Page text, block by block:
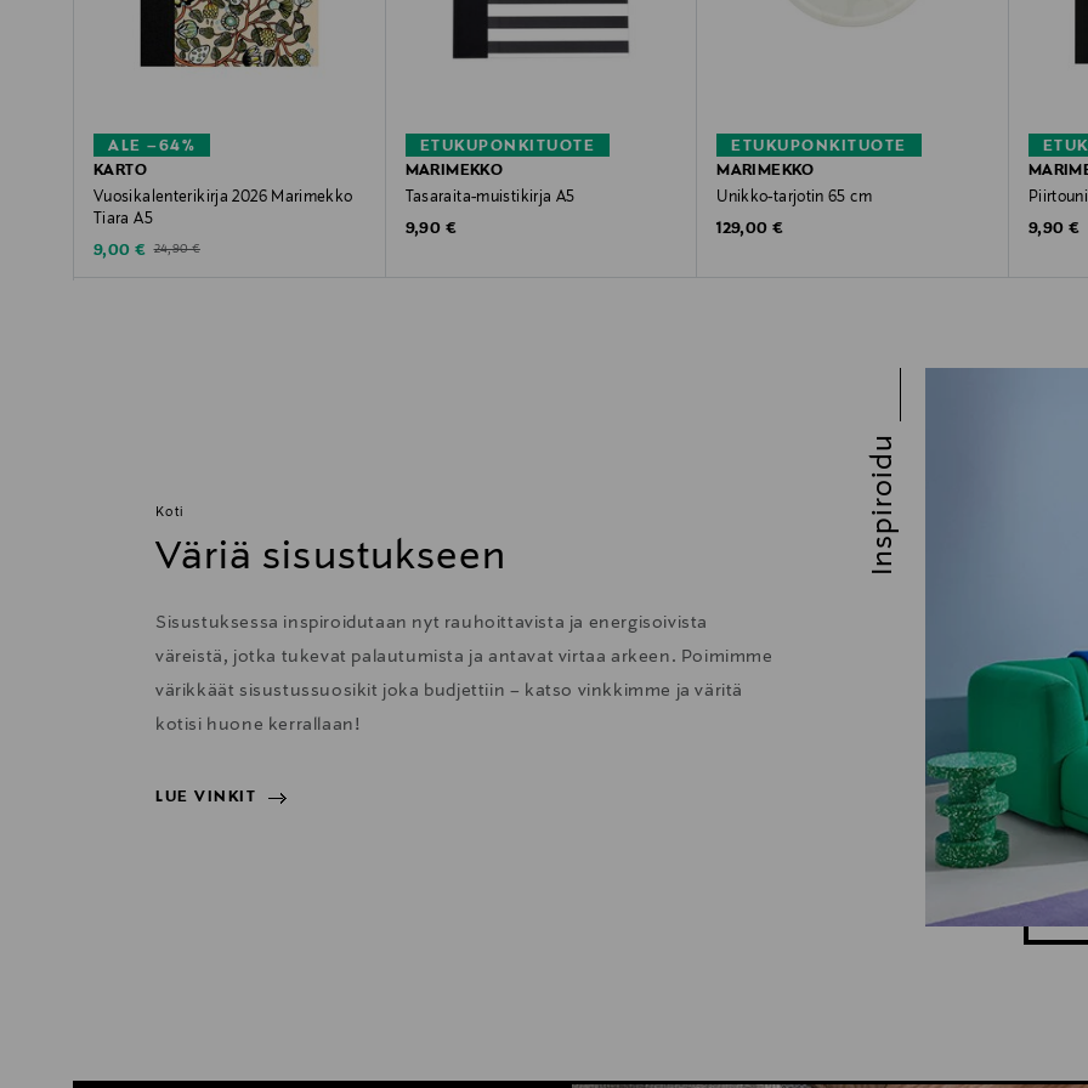
ALE –64%
KARTO
Vuosikalenterikirja 2026 Marimekko
Tiara A5
Discounted Price
9,00 € Original Price
24,90 €
ETUKUPONKITUOTE
MARIMEKKO
Tasaraita-muistikirja A5
Original Price
9,90 €
ETUKUPONKITUOTE
MARIMEKKO
Unikko-tarjotin 65 cm
Original Price
129,00 €
Original
9,90 €
Koti
Väriä sisustukseen
Sisustuksessa inspiroidutaan nyt rauhoittavista ja energisoivista
väreistä, jotka tukevat palautumista ja antavat virtaa arkeen. Poimimme
värikkäät sisustussuosikit joka budjettiin – katso vinkkimme ja väritä
kotisi huone kerrallaan!
LUE VINKIT
Inspiroidu